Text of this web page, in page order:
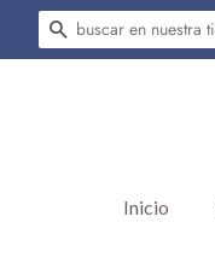
Buscar
Inicio